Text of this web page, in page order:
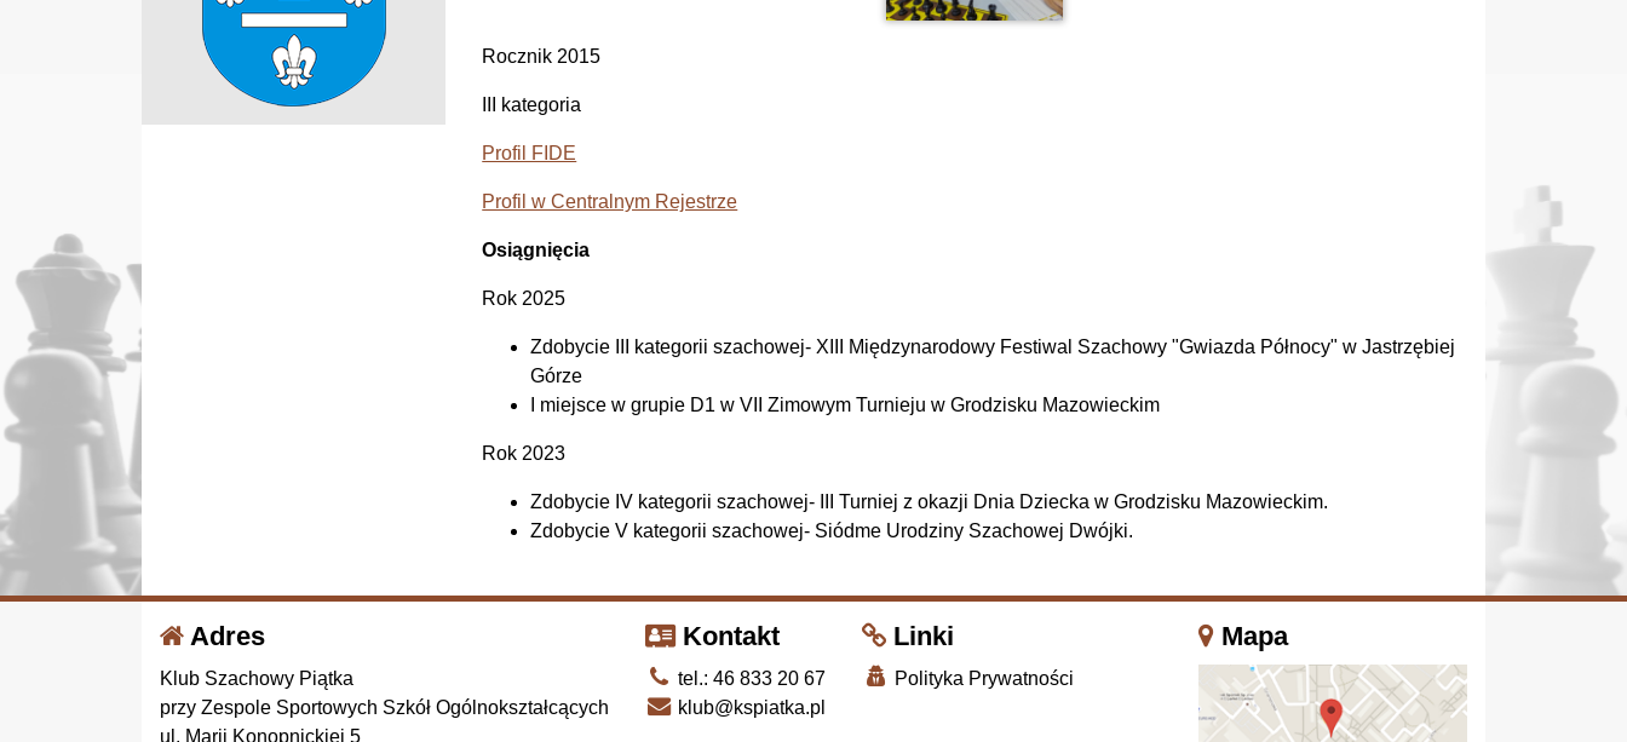
Rocznik 2015
III kategoria
Profil FIDE
Profil w Centralnym Rejestrze
Osiągnięcia
Rok 2025
Zdobycie III kategorii szachowej- XIII Międzynarodowy Festiwal Szachowy "Gwiazda Północy" w Jastrzębiej
Górze
I miejsce w grupie D1 w VII Zimowym Turnieju w Grodzisku Mazowieckim
Rok 2023
Zdobycie IV kategorii szachowej- III Turniej z okazji Dnia Dziecka w Grodzisku Mazowieckim.
Zdobycie V kategorii szachowej- Siódme Urodziny Szachowej Dwójki.
Adres
Klub Szachowy Piątka
przy Zespole Sportowych Szkół Ogólnokształcących
ul. Marii Konopnickiej 5
Kontakt
tel.: 46 833 20 67
klub@kspiatka.pl
Linki
Polityka Prywatności
Mapa